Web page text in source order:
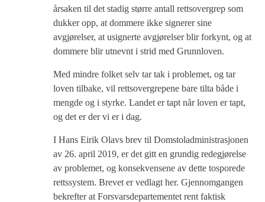
årsaken til det stadig større antall rettsovergrep som
dukker opp, at dommere ikke signerer sine
avgjørelser, at usignerte avgjørelser blir forkynt, og at
dommere blir utnevnt i strid med Grunnloven.
Med mindre folket selv tar tak i problemet, og tar
loven tilbake, vil rettsovergrepene bare tilta både i
mengde og i styrke. Landet er tapt når loven er tapt,
og det er der vi er i dag.
I Hans Eirik Olavs brev til Domstoladministrasjonen
av 26. april 2019, er det gitt en grundig redegjørelse
av problemet, og konsekvensene av dette tosporede
rettssystem. Brevet er vedlagt her. Gjennomgangen
bekrefter at Forsvarsdepartementet rent faktisk